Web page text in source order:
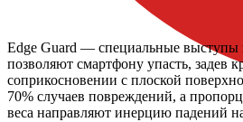
Edge Guard — специальные выступы
позволяют смартфону упасть, задев
соприкосновении с плоской
70% случаев повреждений, а
веса направляют инерцию падений